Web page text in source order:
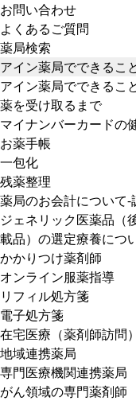
お問い合わせ
よくあるご質問
薬局検索
アイン薬局でできるこ
アイン薬局でできるこ
薬を受け取るまで
マイナンバーカードの
お薬手帳
一包化
残薬整理
薬局のお会計について-
ジェネリック医薬品（
載品）の選定療養につ
かかりつけ薬剤師
オンライン服薬指導
リフィル処方箋
電子処方箋
在宅医療（薬剤師訪問）
地域連携薬局
専門医療機関連携薬局
がん領域の専門薬剤師